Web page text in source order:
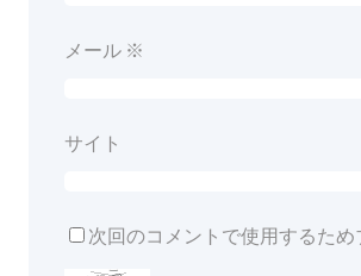
メール ※
サイト
次回のコメントで使用するた